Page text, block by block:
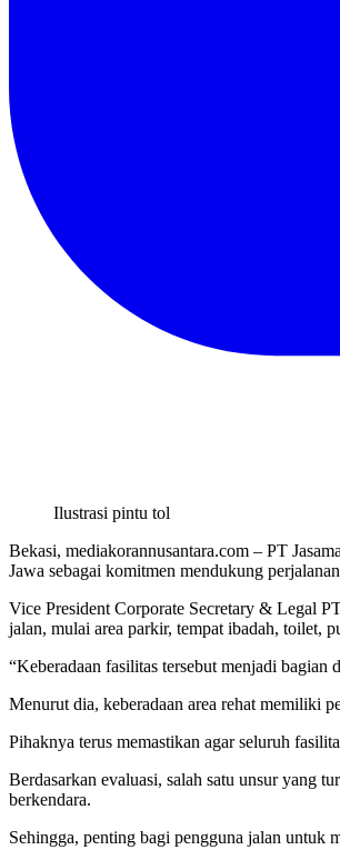
Ilustrasi pintu tol
Bekasi, mediakorannusantara.com – PT
Jawa sebagai komitmen mendukung
Vice President Corporate Secretary & Legal
jalan, mulai area parkir, tempat ibadah, toilet,
“Keberadaan fasilitas tersebut menjadi
Menurut dia, keberadaan area rehat memiliki
Pihaknya terus memastikan agar seluruh
Berdasarkan evaluasi, salah satu unsur yang
berkendara.
Sehingga, penting bagi pengguna jalan untuk